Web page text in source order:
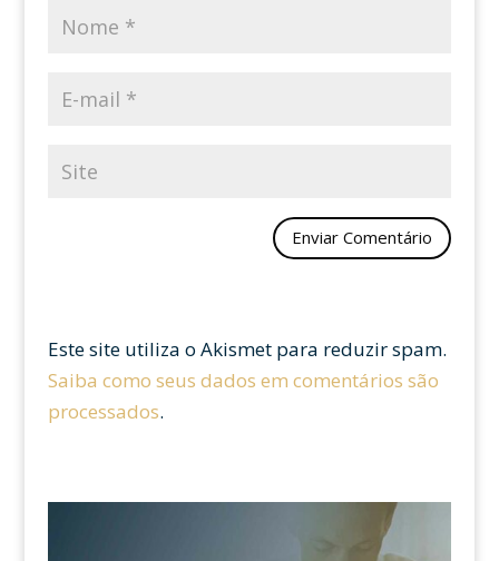
Este site utiliza o Akismet para reduzir spam.
Saiba como seus dados em comentários são
processados.